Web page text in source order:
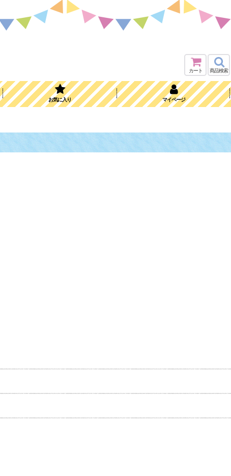
カート 商品検索
お気に入り マイページ